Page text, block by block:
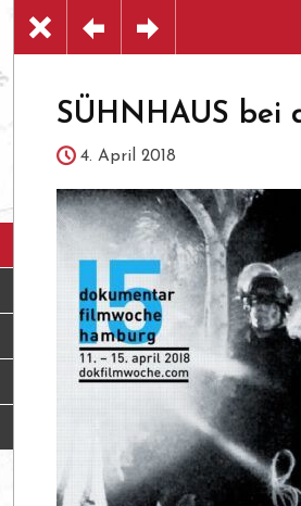
SÜHNHAUS bei
4. April 2018